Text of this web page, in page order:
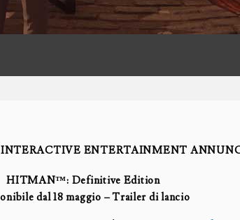
INTERACTIVE ENTERTAINMENT
HITMAN™: Definitive Edition
dal 18 maggio – Trailer di lancio